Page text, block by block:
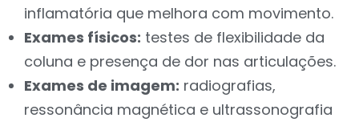
inflamatória que melhora com movimento.
Exames físicos: testes de flexibilidade da
coluna e presença de dor nas articulações.
Exames de imagem: radiografias,
ressonância magnética e ultrassonografia